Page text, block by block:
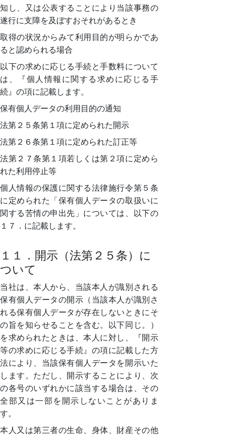
知し、又は公表することにより当該事務の
遂行に支障を及ぼすおそれがあるとき
取得の状況からみて利用目的が明らかであ
ると認められる場合
以下の求めに応じる手続と手数料について
は、『個人情報に関する求めに応じる手
続』の項に記載します。
保有個人データの利用目的の通知
法第２５条第１項に定められた開示
法第２６条第１項に定められた訂正等
法第２７条第１項若しくは第２項に定めら
れた利用停止等
個人情報の保護に関する法律施行令第５条
に定められた「保有個人データの取扱いに
関する苦情の申出先」については、以下の
１７．に記載します。
１１．開示（法第２５条）に
ついて
当社は、本人から、当該本人が識別される
保有個人データの開示（当該本人が識別さ
れる保有個人データが存在しないときにそ
の旨を知らせることを含む。以下同じ。）
を求められたときは、本人に対し、『開示
等の求めに応じる手続』の項に記載した方
法により、当該保有個人データを開示いた
します。ただし、開示することにより、次
の各号のいずれかに該当する場合は、その
全部又は一部を開示しないことがありま
す。
本人又は第三者の生命、身体、財産その他